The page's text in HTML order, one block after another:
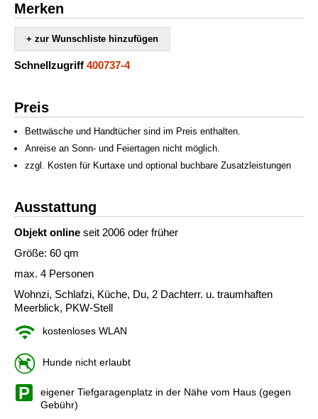
Merken
+ zur Wunschliste hinzufügen
Schnellzugriff 400737-4
Preis
Bettwäsche und Handtücher sind im Preis enthalten.
Anreise an Sonn- und Feiertagen nicht möglich.
zzgl. Kosten für Kurtaxe und optional buchbare Zusatzleistungen
Ausstattung
Objekt online seit 2006 oder früher
Größe: 60 qm
max. 4 Personen
Wohnzi, Schlafzi, Küche, Du, 2 Dachterr. u. traumhaften
Meerblick, PKW-Stell
kostenloses WLAN
Hunde nicht erlaubt
eigener Tiefgaragenplatz in der Nähe vom Haus (gegen
Gebühr)